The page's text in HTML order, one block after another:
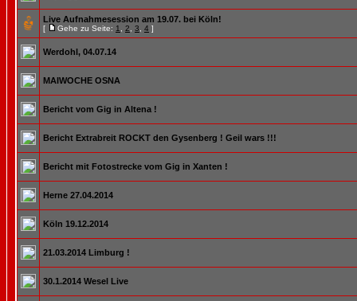
Live Aufnahmesession am 19.07. bei Köln!
[ Gehe zu Seite: 1 2 3 4 ]
Werdohl, 04.07.14
MAIWOCHE OSNA
Bericht vom Gig in Altena !
Bericht Extrabreit ROCKT den Gysenberg ! Geil wars !!!
Bericht mit Fotostrecke vom Gig in Xanten !
Herne 27.04.2014
Köln 19.12.2014
21.03.2014 Limburg !
30.1.2014 Wesel Live